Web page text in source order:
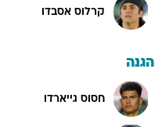
קרלוס אסבדו
הגנה
חסוס גייארדו